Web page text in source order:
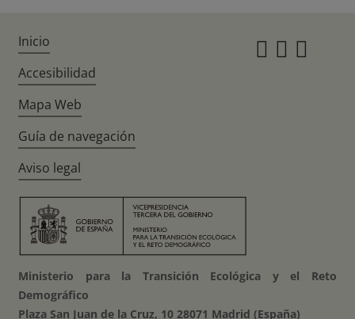
Inicio
Accesibilidad
Mapa Web
Guía de navegación
Aviso legal
Ministerio para la Transición Ecológica y el Reto
Demográfico
Plaza San Juan de la Cruz, 10 28071 Madrid (España)